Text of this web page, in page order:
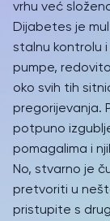
vrhu već
Dijabetes je
stalnu kontrolu i
pumpe,
oko svih tih
pregorijevanja.
potpuno
pomagalima i
No, stvarno je
pretvoriti u
pristupite s